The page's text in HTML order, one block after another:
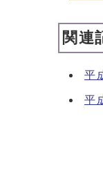
関連
平
平